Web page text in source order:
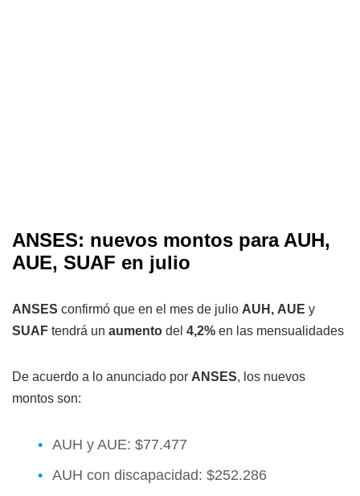
ANSES: nuevos montos para AUH,
AUE, SUAF en julio
ANSES confirmó que en el mes de julio AUH, AUE y
SUAF tendrá un aumento del 4,2% en las mensualidades
De acuerdo a lo anunciado por ANSES, los nuevos
montos son:
AUH y AUE: $77.477
AUH con discapacidad: $252.286